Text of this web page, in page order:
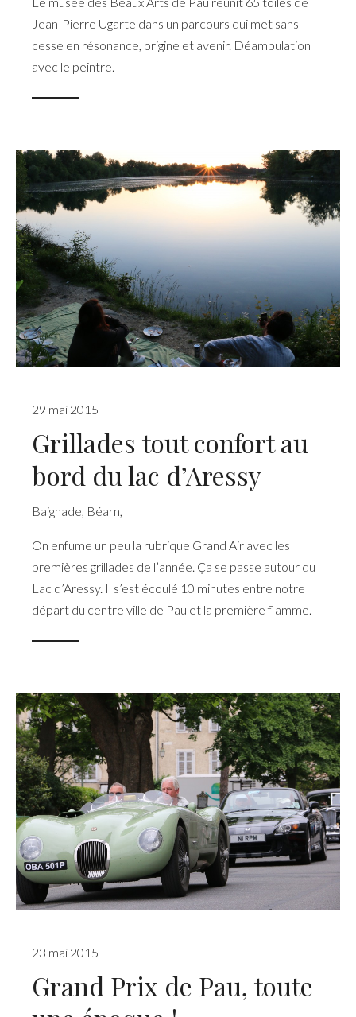
Jean-Pierre Ugarte dans un parcours qui met sans
cesse en résonance, origine et avenir. Déambulation
avec le peintre.
29 mai 2015
Grillades tout confort au
bord du lac d’Aressy
Baignade, Béarn,
On enfume un peu la rubrique Grand Air avec les
premières grillades de l’année. Ça se passe autour du
Lac d’Aressy. Il s’est écoulé 10 minutes entre notre
départ du centre ville de Pau et la première flamme.
23 mai 2015
Grand Prix de Pau, toute